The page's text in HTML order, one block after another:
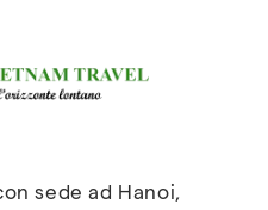
Travel
sede ad Hanoi,